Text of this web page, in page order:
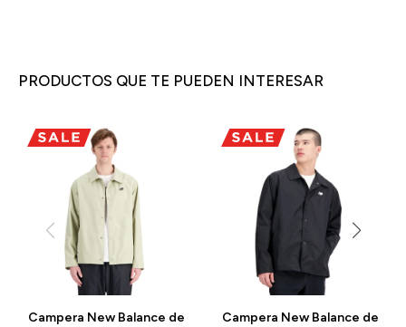
PRODUCTOS QUE TE PUEDEN INTERESAR
Campera New Balance de
Campera New Balance de